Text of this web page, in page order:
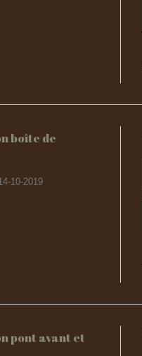
boîte de
10-2019
pont avant et